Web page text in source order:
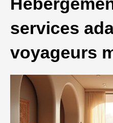
services
voyageurs